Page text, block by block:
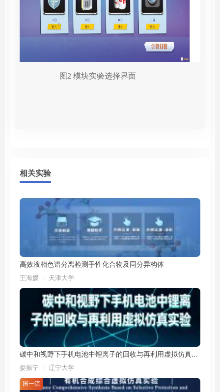
图2 模块实验选择界面
相关实验
高效液相色谱分离检测手性化合物及同分异构体
王海媛 天津大学
碳中和视野下手机电池中锂离子的回收与再利用虚拟仿真实验
娄振宁 辽宁大学
国一流